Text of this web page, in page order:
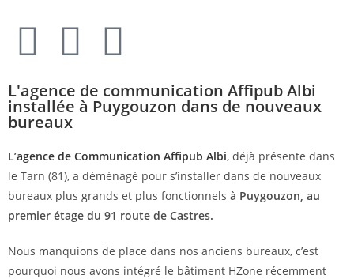
L'agence de communication Affipub Albi
installée à Puygouzon dans de nouveaux
bureaux
L’agence de Communication Affipub Albi, déjà présente dans
le Tarn (81), a déménagé pour s’installer dans de nouveaux
bureaux plus grands et plus fonctionnels à Puygouzon, au
premier étage du 91 route de Castres.
Nous manquions de place dans nos anciens bureaux, c’est
pourquoi nous avons intégré le bâtiment HZone récemment